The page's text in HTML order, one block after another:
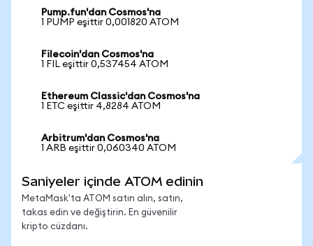
Pump.fun'dan Cosmos'na
1 PUMP eşittir 0,001820 ATOM
Filecoin'dan Cosmos'na
1 FIL eşittir 0,537454 ATOM
Ethereum Classic'dan Cosmos'na
1 ETC eşittir 4,8284 ATOM
Arbitrum'dan Cosmos'na
1 ARB eşittir 0,060340 ATOM
Saniyeler içinde ATOM edinin
MetaMask'ta ATOM satın alın, satın,
takas edin ve değiştirin. En güvenilir
kripto cüzdanı.